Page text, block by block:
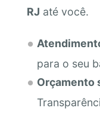
RJ até você.
para o seu
Orçamento